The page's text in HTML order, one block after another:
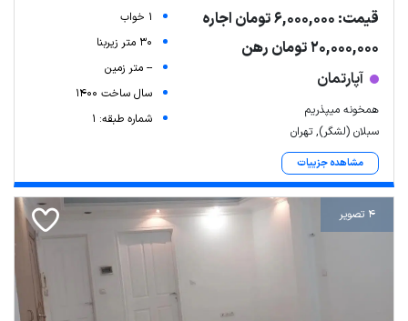
قیمت: 6,000,000 تومان اجاره
20,000,000 تومان رهن
آپارتمان
همخونه میپذریم
سبلان (لشگر), تهران
مشاهده جزییات
1 خواب
30 متر زیربنا
-- متر زمین
سال ساخت 1400
شماره طبقه: 1
4 تصویر